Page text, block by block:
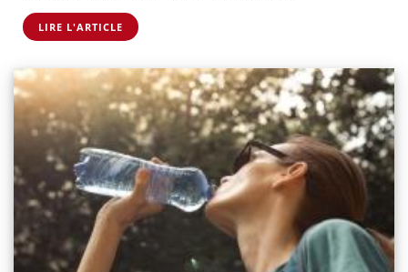
LIRE L'ARTICLE